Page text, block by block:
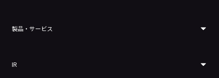
製品・サービス
IR